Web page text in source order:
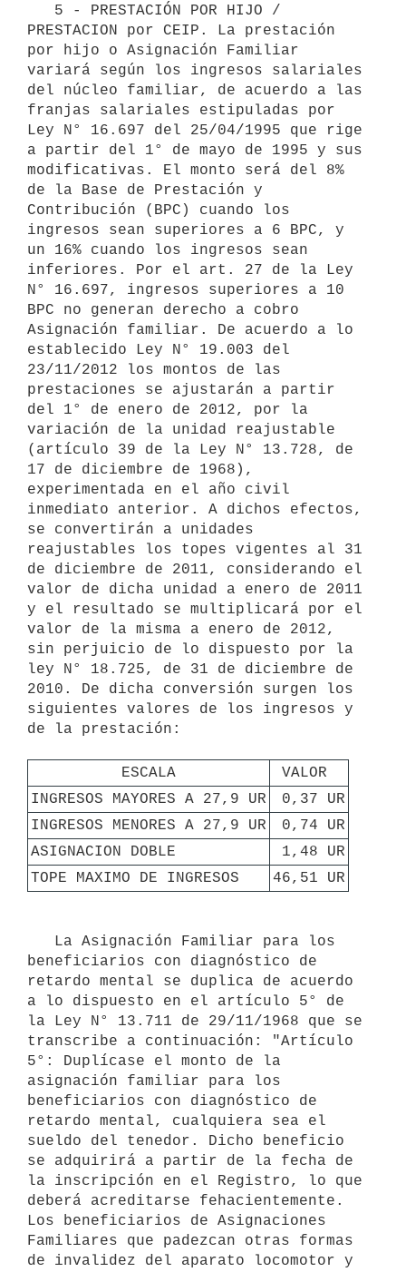
PRESTACION por CEIP. La prestación
por hijo o Asignación Familiar
variará según los ingresos salariales
del núcleo familiar, de acuerdo a las
franjas salariales estipuladas por
Ley N° 16.697 del 25/04/1995 que rige
a partir del 1° de mayo de 1995 y sus
modificativas. El monto será del 8%
de la Base de Prestación y
Contribución (BPC) cuando los
ingresos sean superiores a 6 BPC, y
un 16% cuando los ingresos sean
inferiores. Por el art. 27 de la Ley
N° 16.697, ingresos superiores a 10
BPC no generan derecho a cobro
Asignación familiar. De acuerdo a lo
establecido Ley N° 19.003 del
23/11/2012 los montos de las
prestaciones se ajustarán a partir
del 1° de enero de 2012, por la
variación de la unidad reajustable
(artículo 39 de la Ley N° 13.728, de
17 de diciembre de 1968),
experimentada en el año civil
inmediato anterior. A dichos efectos,
se convertirán a unidades
reajustables los topes vigentes al 31
de diciembre de 2011, considerando el
valor de dicha unidad a enero de 2011
y el resultado se multiplicará por el
valor de la misma a enero de 2012,
sin perjuicio de lo dispuesto por la
ley N° 18.725, de 31 de diciembre de
2010. De dicha conversión surgen los
siguientes valores de los ingresos y
de la prestación:
ESCALA
VALOR
INGRESOS MAYORES A 27,9 UR
0,37 UR
INGRESOS MENORES A 27,9 UR
0,74 UR
ASIGNACION DOBLE
1,48 UR
TOPE MAXIMO DE INGRESOS
46,51 UR